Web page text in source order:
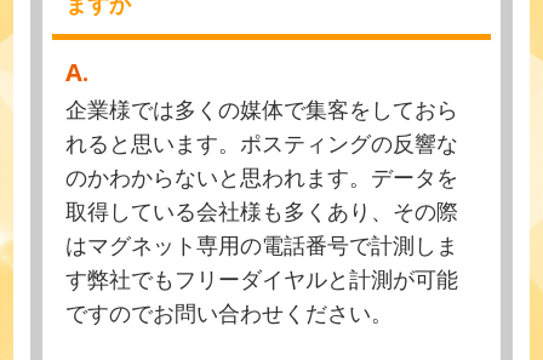
A.
企業様では多くの媒体で集客をしておら
れると思います。ポスティングの反響な
のかわからないと思われます。データを
取得している会社様も多くあり、その際
はマグネット専用の電話番号で計測しま
す弊社でもフリーダイヤルと計測が可能
ですのでお問い合わせください。